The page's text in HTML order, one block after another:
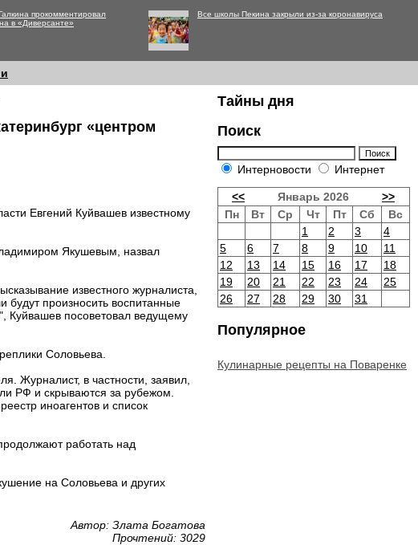
прокомментировал
в «Диверсанте»
Все школы Пекина закрыли из-за коронавируса
«центром
Евгений Куйвашев известному
Якушевым, назвал
известного журналиста,
будут произносить воспитанные
Куйвашев посоветовал ведущему
Соловьева.
Журналист, в частности, заявил,
РФ и скрываются за рубежом.
иноагентов и список
работать над
на Соловьева и других
Автор: Злата Богатова
Прочтений: 3029
Тайны дня
Поиск
Интерновости Интернет
<< Январь 2026
>>
Пн
Вт Ср Чт Пт Сб
Вс
1
2 3
4
5
6 7 8 9 10
11
12
13 14 15 16 17
18
19
20 21 22 23 24
25
26
27 28 29 30 31
Популярное
Кулинарные рецепты на Поваренке